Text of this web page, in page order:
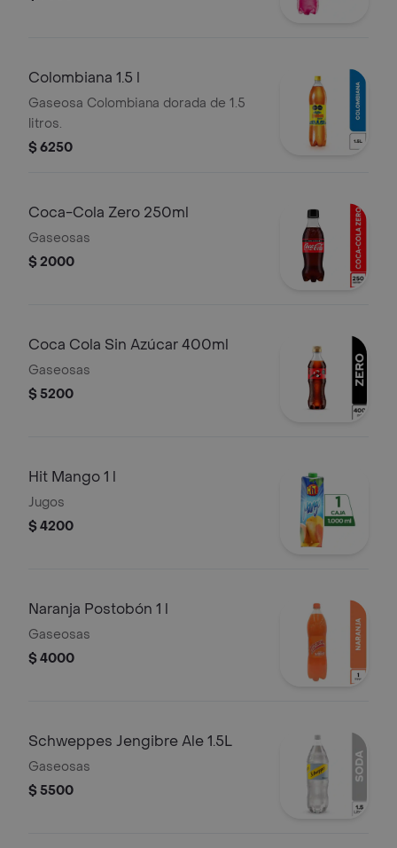
Colombiana 1.5 l
Gaseosa Colombiana dorada de 1.5
litros.
$ 6250
Coca-Cola Zero 250ml
Gaseosas
$ 2000
Coca Cola Sin Azúcar 400ml
Gaseosas
$ 5200
Hit Mango 1 l
Jugos
$ 4200
Naranja Postobón 1 l
Gaseosas
$ 4000
Schweppes Jengibre Ale 1.5L
Gaseosas
$ 5500